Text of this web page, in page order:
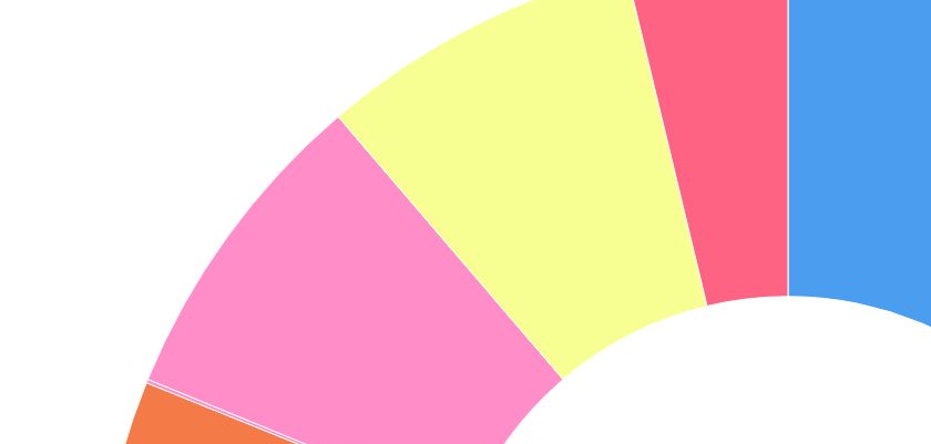
מאשר כי פרטיי ישמשו לקבלת פניות והצעות שיווקיות למוצרים